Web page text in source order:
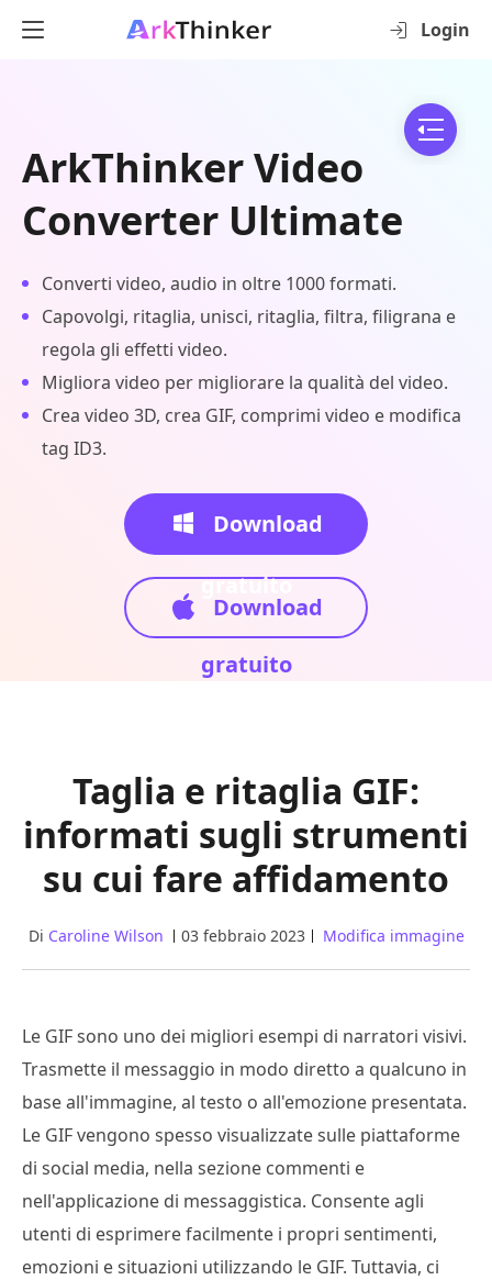
Login
ArkThinker Video
Converter Ultimate
Converti video, audio in oltre 1000 formati.
Capovolgi, ritaglia, unisci, ritaglia, filtra, filigrana e
regola gli effetti video.
Migliora video per migliorare la qualità del video.
Crea video 3D, crea GIF, comprimi video e modifica
tag ID3.
Download
gratuito
Download
gratuito
Taglia e ritaglia GIF:
informati sugli strumenti
su cui fare affidamento
Di Caroline Wilson 03 febbraio 2023 Modifica immagine
Le GIF sono uno dei migliori esempi di narratori visivi.
Trasmette il messaggio in modo diretto a qualcuno in
base all'immagine, al testo o all'emozione presentata.
Le GIF vengono spesso visualizzate sulle piattaforme
di social media, nella sezione commenti e
nell'applicazione di messaggistica. Consente agli
utenti di esprimere facilmente i propri sentimenti,
emozioni e situazioni utilizzando le GIF. Tuttavia, ci